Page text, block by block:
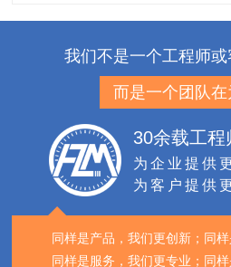
我们不是一个工程师
而是一个团队
30余载工
为企业提供
为客户提供
同样是产品，我们更创新； 同
同样是服务，我们更专业； 同